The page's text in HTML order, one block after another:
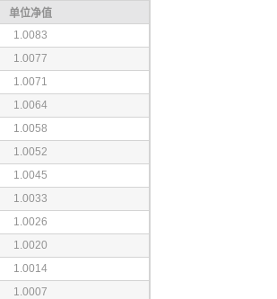
单位净值
1.0083
1.0077
1.0071
1.0064
1.0058
1.0052
1.0045
1.0033
1.0026
1.0020
1.0014
1.0007